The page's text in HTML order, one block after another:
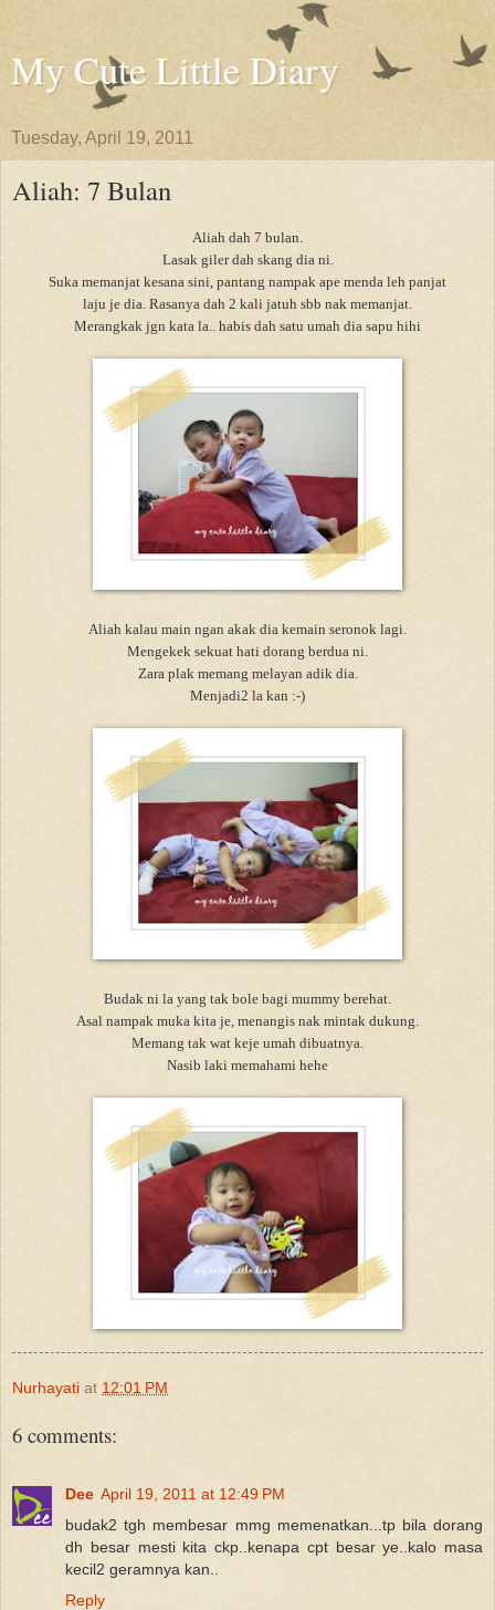
My Cute Little Diary
Tuesday, April 19, 2011
Aliah: 7 Bulan
Aliah dah 7 bulan.
Lasak giler dah skang dia ni.
Suka memanjat kesana sini, pantang nampak ape menda leh panjat
laju je dia. Rasanya dah 2 kali jatuh sbb nak memanjat.
Merangkak jgn kata la.. habis dah satu umah dia sapu hihi
Aliah kalau main ngan akak dia kemain seronok lagi.
Mengekek sekuat hati dorang berdua ni.
Zara plak memang melayan adik dia.
Menjadi2 la kan :-)
Budak ni la yang tak bole bagi mummy berehat.
Asal nampak muka kita je, menangis nak mintak dukung.
Memang tak wat keje umah dibuatnya.
Nasib laki memahami hehe
Nurhayati at 12:01 PM
6 comments:
Dee April 19, 2011 at 12:49 PM
budak2 tgh membesar mmg memenatkan...tp bila dorang
dh besar mesti kita ckp..kenapa cpt besar ye..kalo masa
kecil2 geramnya kan..
Reply